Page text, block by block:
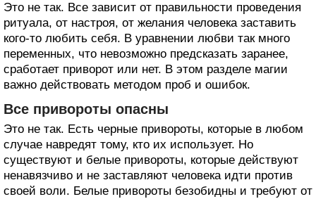
Это не так. Все зависит от правильности проведения
ритуала, от настроя, от желания человека заставить
кого-то любить себя. В уравнении любви так много
переменных, что невозможно предсказать заранее,
сработает приворот или нет. В этом разделе магии
важно действовать методом проб и ошибок.
Все привороты опасны
Это не так. Есть черные привороты, которые в любом
случае навредят тому, кто их использует. Но
существуют и белые привороты, которые действуют
ненавязчиво и не заставляют человека идти против
своей воли. Белые привороты безобидны и требуют от